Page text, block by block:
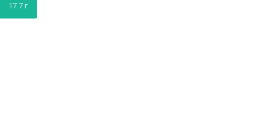
17.7 г